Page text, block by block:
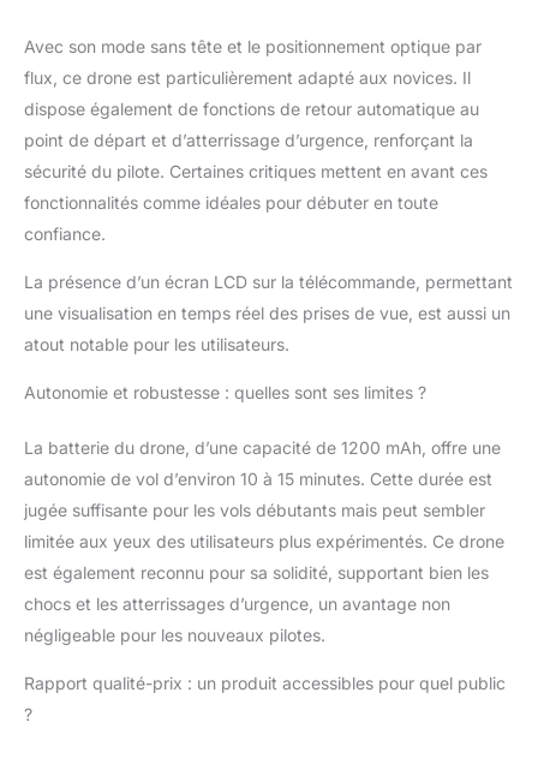
2,8 pouces qui affiche
clairement les données
de vol en temps réel et
caméra sans avoir
besoin d'un
smartphone.
32 Go, il stocke sans
quantités de vidéos et
de photos 4K,
capture de chaque
【Positionnement par
Flux Optique】 Équipé
d'une technologie
positionnement par
flux optique, ce mini-
drone atteint une
précision de centimètre
exceptionnelle en
Avec son mode sans tête et le positionnement optique par
flux, ce drone est particulièrement adapté aux novices. Il
dispose également de fonctions de retour automatique au
point de départ et d’atterrissage d’urgence, renforçant la
sécurité du pilote. Certaines critiques mettent en avant ces
fonctionnalités comme idéales pour débuter en toute
confiance.
La présence d’un écran LCD sur la télécommande, permettant
une visualisation en temps réel des prises de vue, est aussi un
atout notable pour les utilisateurs.
Autonomie et robustesse : quelles sont ses limites ?
La batterie du drone, d’une capacité de 1200 mAh, offre une
autonomie de vol d’environ 10 à 15 minutes. Cette durée est
jugée suffisante pour les vols débutants mais peut sembler
limitée aux yeux des utilisateurs plus expérimentés. Ce drone
est également reconnu pour sa solidité, supportant bien les
chocs et les atterrissages d’urgence, un avantage non
négligeable pour les nouveaux pilotes.
Rapport qualité-prix : un produit accessibles pour quel public
?